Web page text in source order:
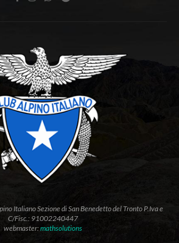
Italiano Sezione di San Benedetto del Tronto P.Iva e
C/Fisc.: 91002240447
webmaster:mathsolutions